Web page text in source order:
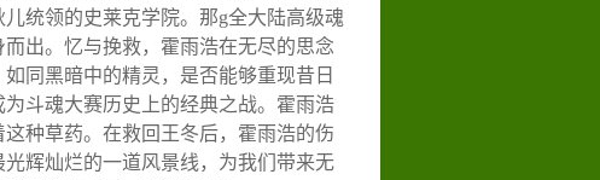
统领的史莱克学院。那g全大陆高级魂
出。忆与挽救，霍雨浩在无尽的思念
同黑暗中的精灵，是否能够重现昔日
斗魂大赛历史上的经典之战。霍雨浩
种草药。在救回王冬后，霍雨浩的伤
辉灿烂的一道风景线，为我们带来无